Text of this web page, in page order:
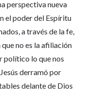
perspectiva nueva
el poder del Espíritu
a través de la fe,
no es la afiliación
político lo que nos
derramó por
delante de Dios